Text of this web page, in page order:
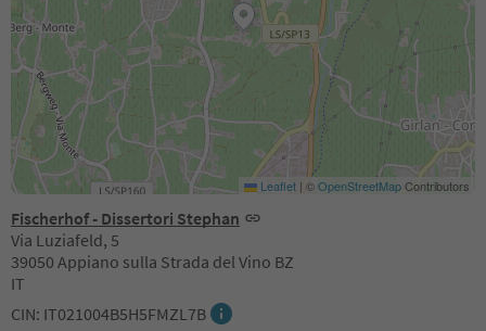
Fischerhof - Dissertori Stephan
Via Luziafeld, 5
39050 Appiano sulla Strada del Vino BZ
IT
CIN: IT021004B5H5FMZL7B
Leaflet | ©OpenStreetMapContributors